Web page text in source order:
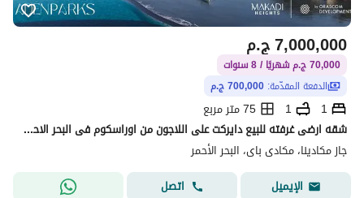
ج.م7,000,000
70,000 ج.م شهريًا / 8 سنوات
الدفعة المقدّمة: 700,000 ج.م
1
1
75 متر مربع
شقه ارضى غرفته للبيع دايركت على اللاجون من اوراسكوم فى البحر الاحمر بالتقسيط على 8 سنين ( الجونه الجديده )
جاز مكادينا، مكادى باى، البحر الأحمر
الإيميل
اتصل